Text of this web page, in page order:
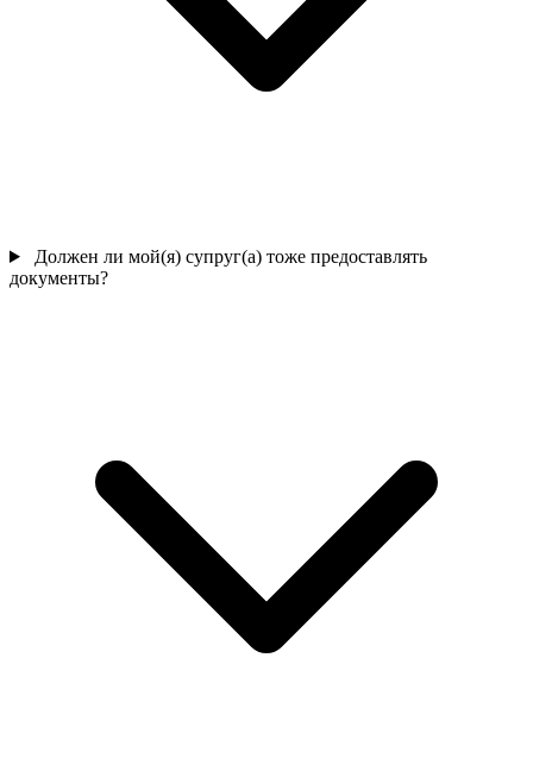
Должен ли мой(я) супруг(а) тоже предоставлять
документы?